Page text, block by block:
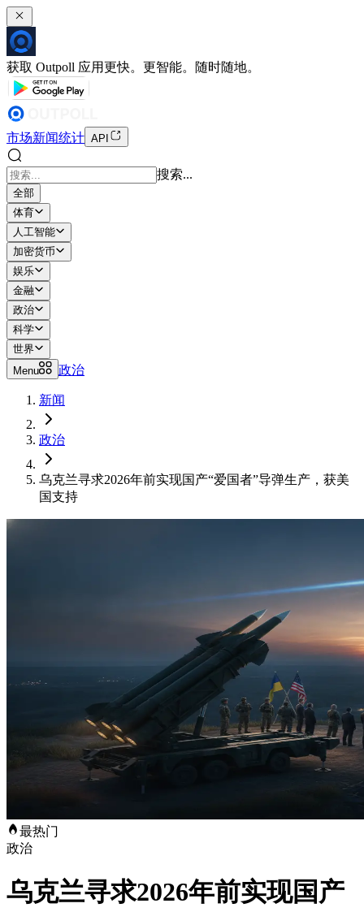
获取 Outpoll 应用更快。更智能。随时随地。
市场新闻统计 API
搜索...
全部
体育
人工智能
加密货币
娱乐
金融
政治
科学
世界
Menu
政治
新闻
政治
乌克兰寻求2026年前实现国产“爱国者”导弹生产，获美
国支持
最热门
政治
乌克兰寻求2026年前实现国产